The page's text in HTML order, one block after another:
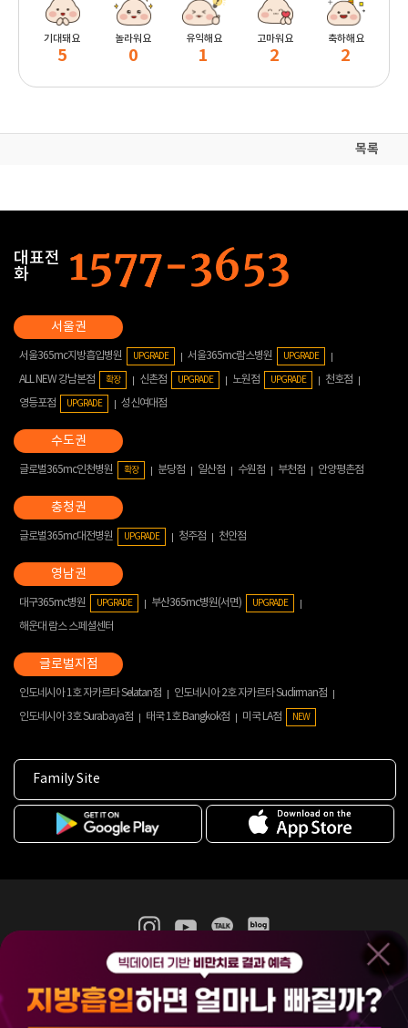
기대돼요
5
놀라워요
0
유익해요
1
고마워요
2
축하해요
2
목록
대표전
화
서울365mc지방흡입병원 UPGRADE 서울365mc람스병원 UPGRADE
ALL NEW 강남본점 확장 신촌점 UPGRADE 노원점 UPGRADE
천호점
영등포점
UPGRADE 성신여대점
글로벌365mc인천병원 확장 분당점 일산점 수원점 부천점 안양평촌점
글로벌365mc대전병원 UPGRADE 청주점 천안점
대구365mc병원 UPGRADE 부산365mc병원(서면) UPGRADE
해운대 람스 스페셜센터
인도네시아 1호 자카르타 Selatan점
인도네시아 2호 자카르타 Sudirman점
인도네시아 3호 Surabaya점
태국 1호 Bangkok점 미국 LA점 NEW
Family Site
365mc 병·의원 이용약관
홈페이지 이용약관
비급여진료수가
(주)365mcㅣ서울특별시 서초구 서초대로52길 7, 3~4층(서초동, 제일빌딩)